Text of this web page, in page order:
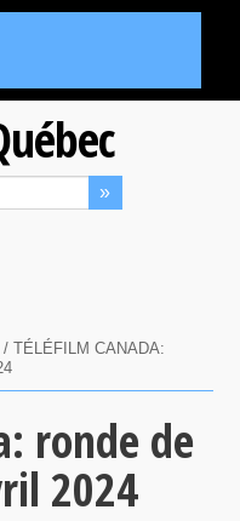
/TÉLÉFILM CANADA:
ronde de
2024